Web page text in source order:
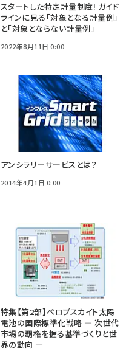
スタートした特定計量制度! ガイド
ラインに見る「対象となる計量例」
と「対象とならない計量例」
2022年8月11日 0:00
アンシラリーサービスとは？
2014年4月1日 0:00
特集【第2部】ペロブスカイト太陽
電池の国際標準化戦略 ― 次世代
市場の覇権を握る基準づくりと世
界の動向 ―